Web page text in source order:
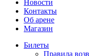
Новости
Контакты
Об арене
Магазин
Билеты
Правила